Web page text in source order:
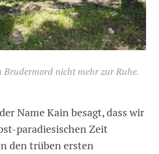
nicht mehr zur Ruhe.
Name Kain besagt, dass wir
paradiesischen Zeit
den trüben ersten